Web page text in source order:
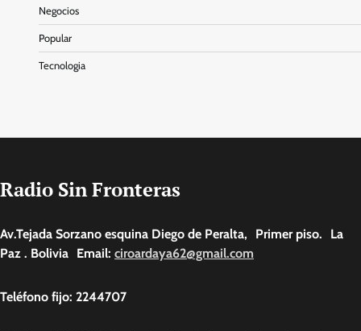
Negocios
Popular
Tecnologia
Radio Sin Fronteras
Av.Tejada Sorzano esquina Diego de Peralta, Primer piso. La
Paz . Bolivia Email: ciroardaya62@gmail.com
Teléfono fijo: 2244707